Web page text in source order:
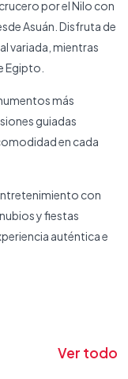
por el Nilo con
Asuán. Disfruta de
variada, mientras
Egipto.
más
guiadas
en cada
con
y fiestas
auténtica e
Ver todo